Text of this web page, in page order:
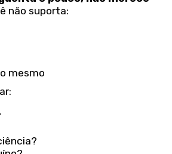
não suporta:
mesmo